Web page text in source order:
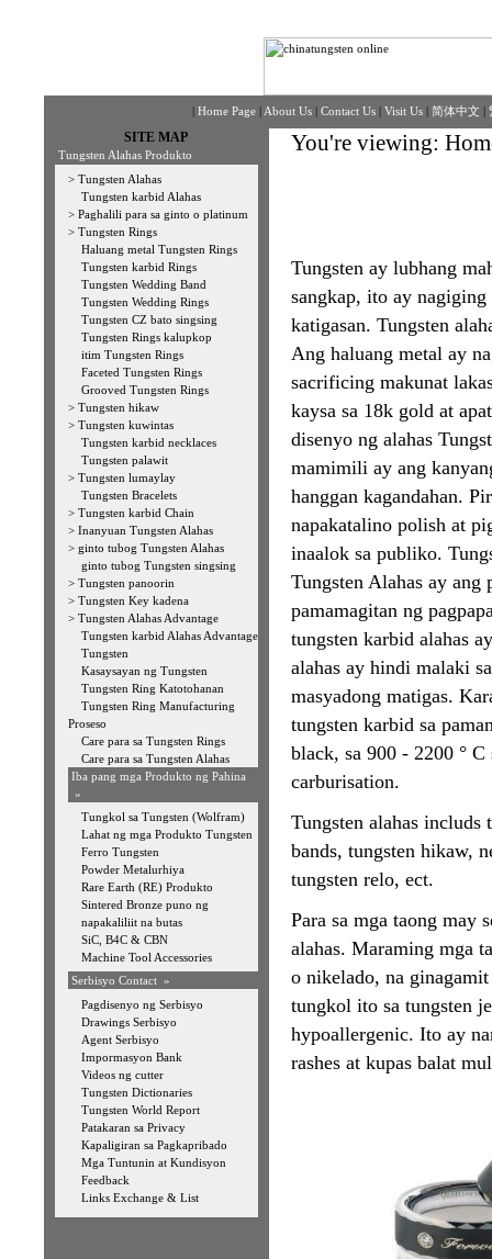
| Home Page | About Us | Contact Us | Visit Us | 简体中文 |
SITE MAP
Tungsten Alahas Produkto
> Tungsten Alahas
Tungsten karbid Alahas
> Paghalili para sa ginto o platinum
> Tungsten Rings
Haluang metal Tungsten Rings
Tungsten karbid Rings
Tungsten Wedding Band
Tungsten Wedding Rings
Tungsten CZ bato singsing
Tungsten Rings kalupkop
itim Tungsten Rings
Faceted Tungsten Rings
Grooved Tungsten Rings
> Tungsten hikaw
> Tungsten kuwintas
Tungsten karbid necklaces
Tungsten palawit
> Tungsten lumaylay
Tungsten Bracelets
> Tungsten karbid Chain
> Inanyuan Tungsten Alahas
> ginto tubog Tungsten Alahas
ginto tubog Tungsten singsing
> Tungsten panoorin
> Tungsten Key kadena
> Tungsten Alahas Advantage
Tungsten karbid Alahas Advantage
Tungsten
Kasaysayan ng Tungsten
Tungsten Ring Katotohanan
Tungsten Ring Manufacturing
Proseso
Care para sa Tungsten Rings
Care para sa Tungsten Alahas
Iba pang mga Produkto ng Pahina
»
Tungkol sa Tungsten (Wolfram)
Lahat ng mga Produkto Tungsten
Ferro Tungsten
Powder Metalurhiya
Rare Earth (RE) Produkto
Sintered Bronze puno ng
napakaliliit na butas
SiC, B4C & CBN
Machine Tool Accessories
Serbisyo Contact »
Pagdisenyo ng Serbisyo
Drawings Serbisyo
Agent Serbisyo
Impormasyon Bank
Videos ng cutter
Tungsten Dictionaries
Tungsten World Report
Patakaran sa Privacy
Kapaligiran sa Pagkapribado
Mga Tuntunin at Kundisyon
Feedback
Links Exchange & List
You're viewing:
Tungsten ay lubhang
sangkap, ito ay
katigasan. Tungsten
Ang haluang metal ay
sacrificing makunat
kaysa sa 18k gold at
disenyo ng alahas
mamimili ay ang
hanggan kagandahan.
napakatalino polish at
inaalok sa publiko.
Tungsten Alahas ay ang
pamamagitan ng
tungsten karbid alahas
alahas ay hindi malaki
masyadong matigas.
tungsten karbid sa
black, sa 900 - 2200 ° C
carburisation.
Tungsten alahas
bands, tungsten hikaw,
tungsten relo, ect.
Para sa mga taong may
alahas. Maraming mga
o nikelado, na
tungkol ito sa tungsten
hypoallergenic. Ito ay
rashes at kupas balat